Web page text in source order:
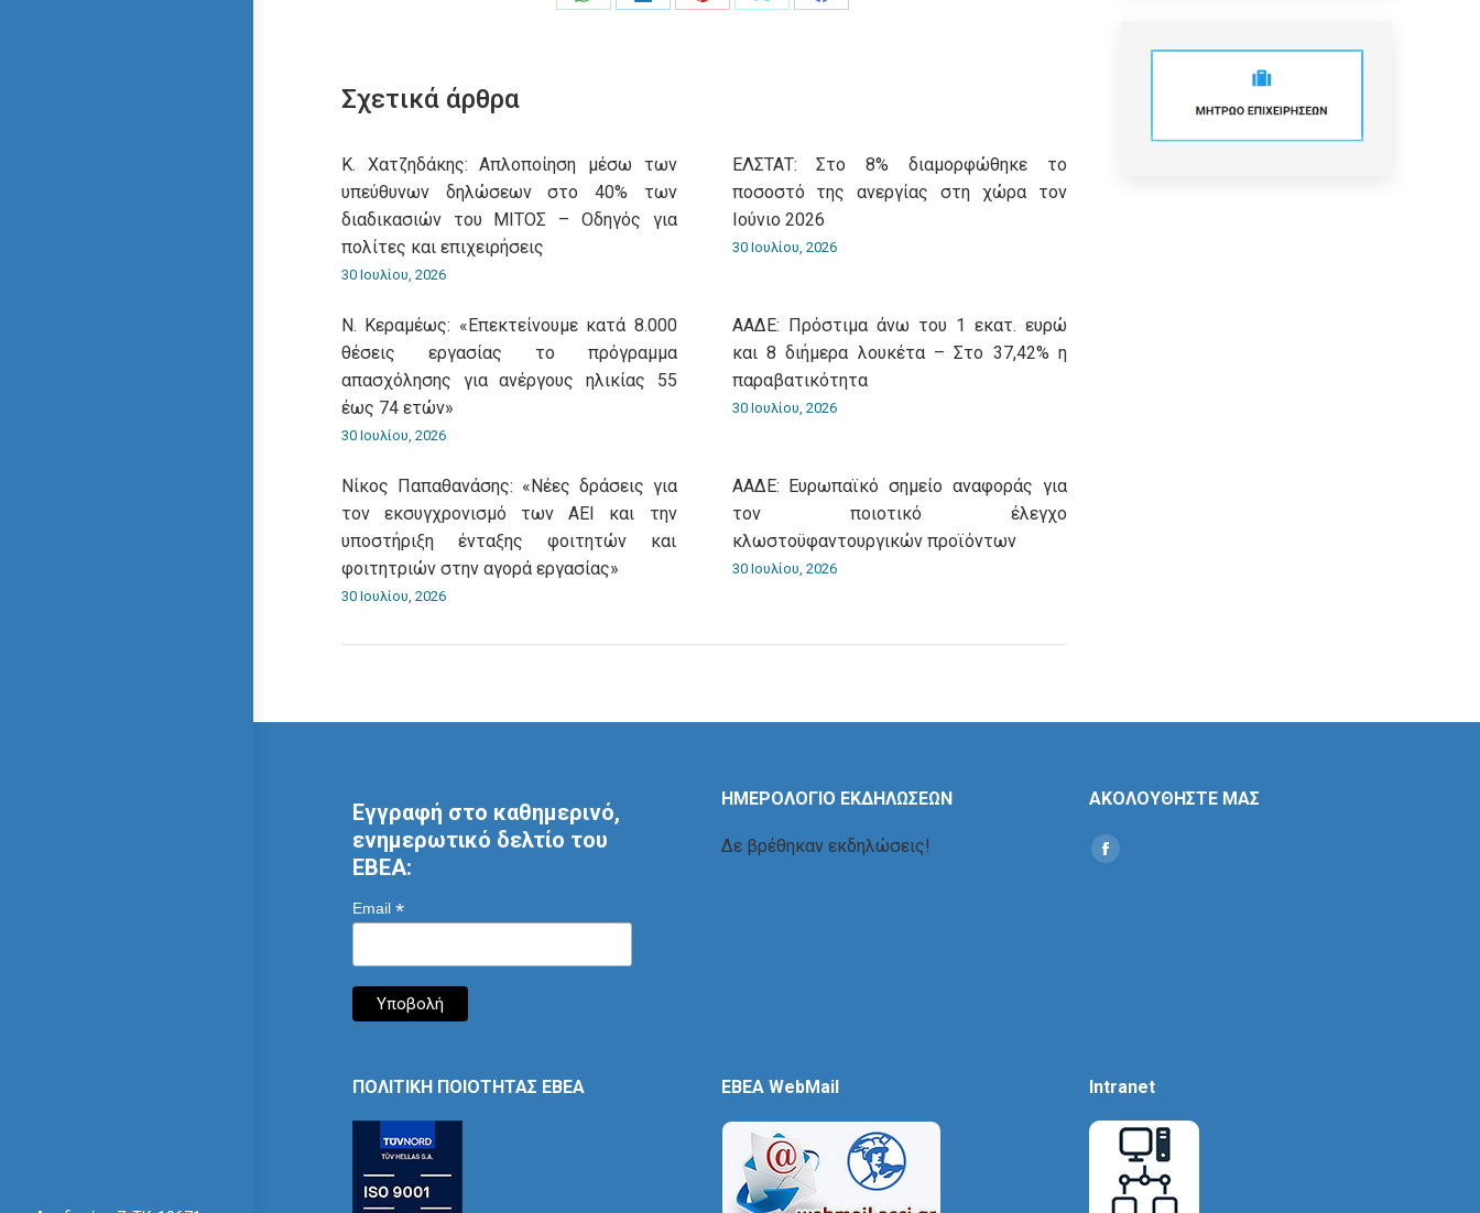
Share
Share
Share
Share
Share
Σχετικά άρθρα
Κ. Χατζηδάκης: Aπλοποίηση μέσω των
υπεύθυνων δηλώσεων στο 40% των
διαδικασιών του ΜΙΤΟΣ – Οδηγός για
πολίτες και επιχειρήσεις
30 Ιουλίου, 2026
ΕΛΣΤΑΤ: Στο 8% διαμορφώθηκε το
ποσοστό της ανεργίας στη χώρα τον
Ιούνιο 2026
30 Ιουλίου, 2026
Ν. Κεραμέως: «Επεκτείνουμε κατά 8.000
θέσεις εργασίας το πρόγραμμα
απασχόλησης για ανέργους ηλικίας 55
έως 74 ετών»
30 Ιουλίου, 2026
ΑΑΔΕ: Πρόστιμα άνω του 1 εκατ. ευρώ
και 8 διήμερα λουκέτα – Στο 37,42% η
παραβατικότητα
30 Ιουλίου, 2026
Νίκος Παπαθανάσης: «Νέες δράσεις για
τον εκσυγχρονισμό των ΑΕΙ και την
υποστήριξη ένταξης φοιτητών και
φοιτητριών στην αγορά εργασίας»
30 Ιουλίου, 2026
ΑΑΔΕ: Ευρωπαϊκό σημείο αναφοράς για
τον ποιοτικό έλεγχο
κλωστοϋφαντουργικών προϊόντων
30 Ιουλίου, 2026
Εγγραφή στο καθημερινό,
ενημερωτικό δελτίο του
ΕΒΕΑ:
Email *
ΗΜΕΡΟΛΟΓΙΟ ΕΚΔΗΛΩΣΕΩΝ
Δε βρέθηκαν εκδηλώσεις!
ΑΚΟΛΟΥΘΗΣΤΕ ΜΑΣ
Find us on:
Social
ΠΟΛΙΤΙΚΗ ΠΟΙΟΤΗΤΑΣ ΕΒΕΑ EBEA WebMail Intranet